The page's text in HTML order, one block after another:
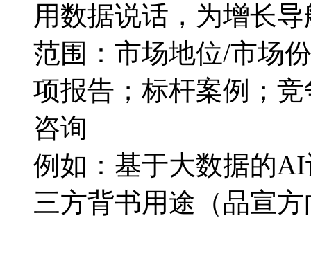
用数据说话，为增长导
范围：市场地位/市场
项报告；标杆案例；
咨询
例如：基于大数据的
三方背书用途（品宣